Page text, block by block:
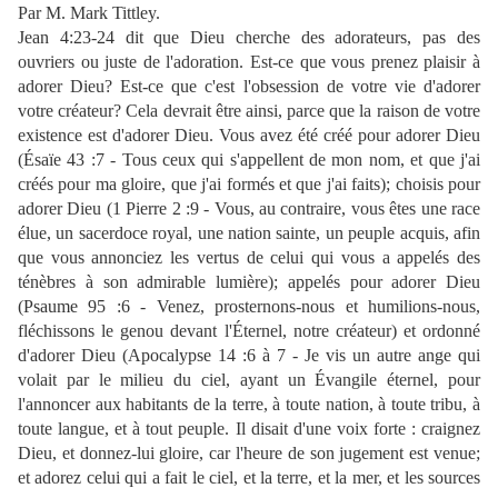
Par M. Mark Tittley.
Jean 4:23-24dit que Dieu cherche des adorateurs, pas des
ouvriers ou juste de l'adoration. Est-ce que vous prenez plaisir à
adorer Dieu? Est-ce que c'est l'obsession de votre vie d'adorer
votre créateur? Cela devrait être ainsi, parce que la raison de votre
existence est d'adorer Dieu. Vous avez été créé pour adorer Dieu
(Ésaïe 43 :7- Tous ceux qui s'appellent de mon nom, et que j'ai
créés pour ma gloire, que j'ai formés et que j'ai faits); choisis pour
adorer Dieu (1 Pierre 2 :9- Vous, au contraire, vous êtes une race
élue, un sacerdoce royal, une nation sainte, un peuple acquis, afin
que vous annonciez les vertus de celui qui vous a appelés des
ténèbres à son admirable lumière); appelés pour adorer Dieu
(Psaume 95 :6- Venez, prosternons-nous et humilions-nous,
fléchissons le genou devant l'Éternel, notre créateur) et ordonné
d'adorer Dieu (Apocalypse 14 :6 à 7 - Je vis un autre ange qui
volait par le milieu du ciel, ayant un Évangile éternel, pour
l'annoncer aux habitants de la terre, à toute nation, à toute tribu, à
toute langue, et à tout peuple. Il disait d'une voix forte : craignez
Dieu, et donnez-lui gloire, car l'heure de son jugement est venue;
et adorez celui qui a fait le ciel, et la terre, et la mer, et les sources